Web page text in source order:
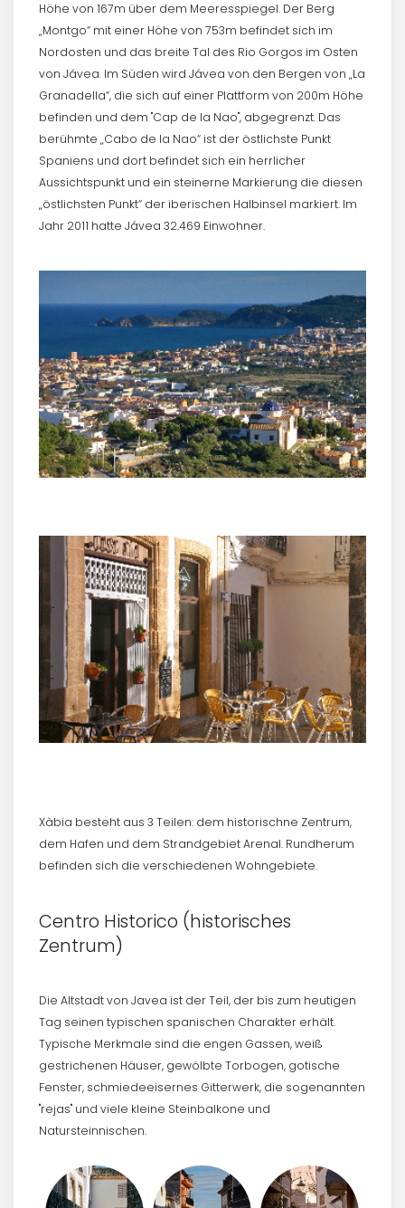
Höhe von 167m über dem Meeresspiegel. Der Berg
„Montgo“ mit einer Höhe von 753m befindet sich im
Nordosten und das breite Tal des Rio Gorgos im Osten
von Jávea. Im Süden wird Jávea von den Bergen von „La
Granadella“, die sich auf einer Plattform von 200m Höhe
befinden und dem "Cap de la Nao", abgegrenzt. Das
berühmte „Cabo de la Nao“ ist der östlichste Punkt
Spaniens und dort befindet sich ein herrlicher
Aussichtspunkt und ein steinerne Markierung die diesen
„östlichsten Punkt“ der iberischen Halbinsel markiert. Im
Jahr 2011 hatte Jávea 32.469 Einwohner.
Xàbia besteht aus 3 Teilen: dem historischne Zentrum,
dem Hafen und dem Strandgebiet Arenal. Rundherum
befinden sich die verschiedenen Wohngebiete.
Centro Historico (historisches
Zentrum)
Die Altstadt von Javea ist der Teil, der bis zum heutigen
Tag seinen typischen spanischen Charakter erhält.
Typische Merkmale sind die engen Gassen, weiß
gestrichenen Häuser, gewölbte Torbogen, gotische
Fenster, schmiedeeisernes Gitterwerk, die sogenannten
"rejas" und viele kleine Steinbalkone und
Natursteinnischen.